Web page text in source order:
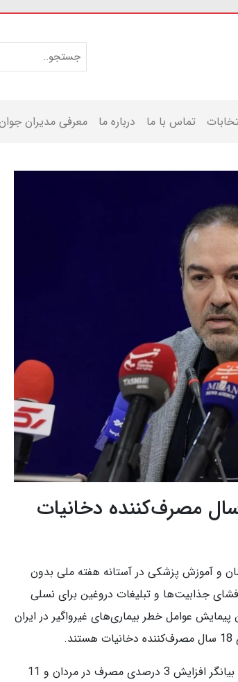
تماس با ما درباره ما معرفی مدیران
درصد جمعیت بالای 18 سال مصرف‌کننده دخانیات
و آموزش پزشکی در آستانه هفته ملی بدون
با شعار ملی «افشای جذابیت‌ها و تبلیغات دروغین برای نسلی
عوامل خطر بیماری‌های غیرواگیر در ایران
وی افزود: مقایسه این نتایج با پیمایش سال 1395 بیانگر افزایش 3 درصدی مصرف در مردان و 11